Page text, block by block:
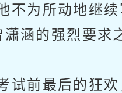
为所动地继续
涵的强烈要求
前最后的狂欢